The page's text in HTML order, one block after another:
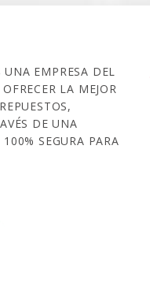
EMPRESA DEL
LA MEJOR
DE UNA
SEGURA PARA